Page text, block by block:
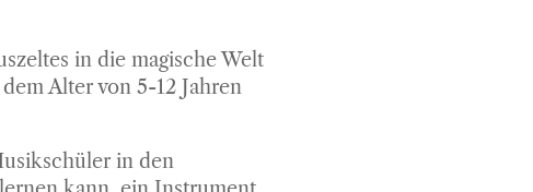
in die magische Welt
Alter von 5-12 Jahren
in den